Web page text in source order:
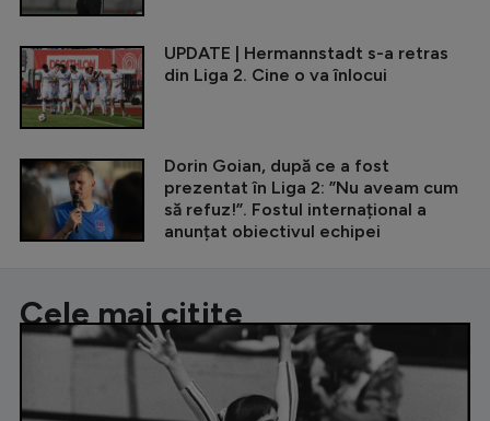
UPDATE | Hermannstadt s-a retras
din Liga 2. Cine o va înlocui
Dorin Goian, după ce a fost
prezentat în Liga 2: ”Nu aveam cum
să refuz!”. Fostul internațional a
anunțat obiectivul echipei
Cele mai citite